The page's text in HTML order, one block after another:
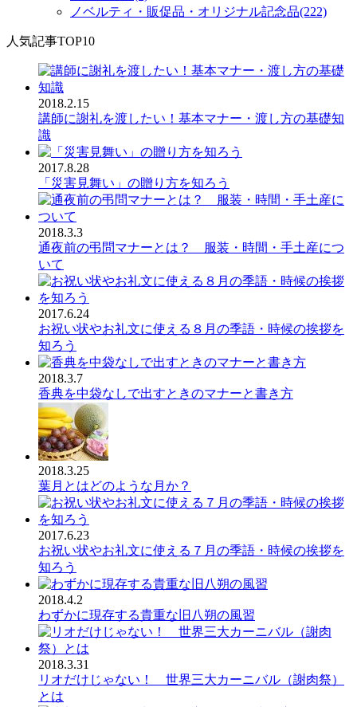
ノベルティ・販促品・オリジナル記念品(222)
人気記事TOP10
2018.2.15
講師に謝礼を渡したい！基本マナー・渡し方の基礎知
識
2017.8.28
「災害見舞い」の贈り方を知ろう
2018.3.3
通夜前の弔問マナーとは？ 服装・時間・手土産につ
いて
2017.6.24
お祝い状やお礼文に使える８月の季語・時候の挨拶を
知ろう
2018.3.7
香典を中袋なしで出すときのマナーと書き方
2018.3.25
葉月とはどのような月か？
2017.6.23
お祝い状やお礼文に使える７月の季語・時候の挨拶を
知ろう
2018.4.2
わずかに現存する貴重な旧八朔の風習
2018.3.31
リオだけじゃない！ 世界三大カーニバル（謝肉祭）
とは